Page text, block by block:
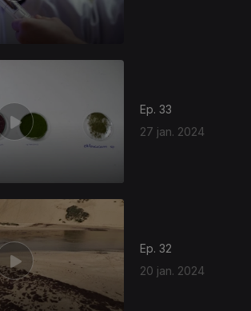
Ep. 33
27 jan. 2024
Ep. 32
20 jan. 2024